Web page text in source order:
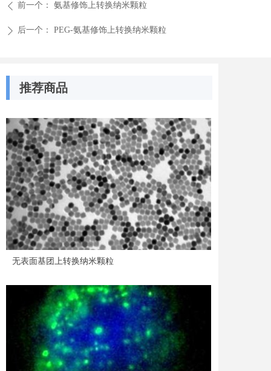
ꄴ 前一个： 氨基修饰上转换纳米颗粒
ꄲ 后一个： PEG-氨基修饰上转换纳米颗粒
无表面基团上转换纳米颗粒
推荐商品